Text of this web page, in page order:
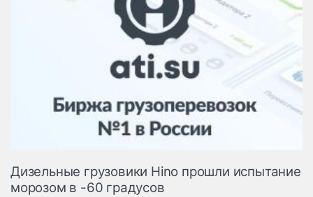
Дизельные грузовики Hino прошли испытание
морозом в -60 градусов